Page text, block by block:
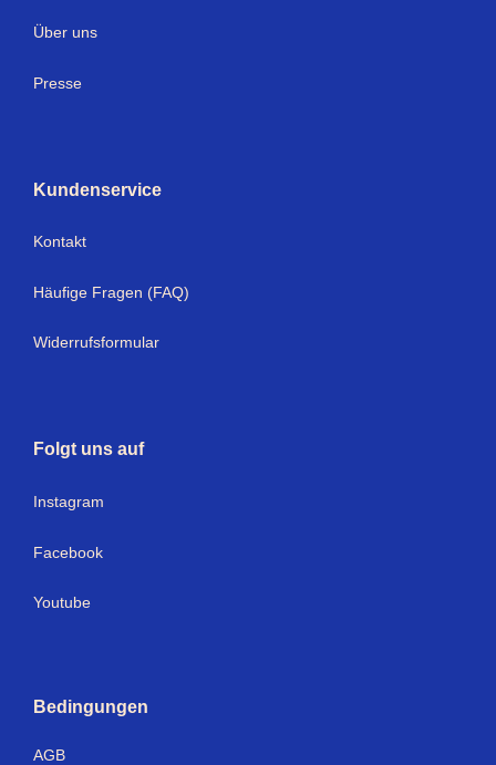
Über uns
Presse
Kundenservice
Kontakt
Häufige Fragen (FAQ)
Widerrufsformular
Folgt uns auf
Instagram
Facebook
Youtube
Bedingungen
AGB